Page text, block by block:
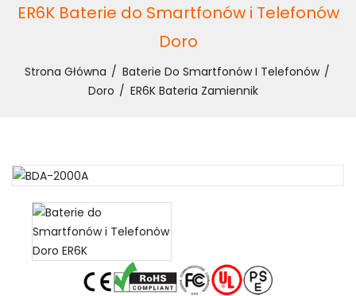
ER6K Baterie do Smartfonów i Telefonów
Doro
Strona Główna
Baterie Do Smartfonów I Telefonów
Doro
ER6K Bateria Zamiennik